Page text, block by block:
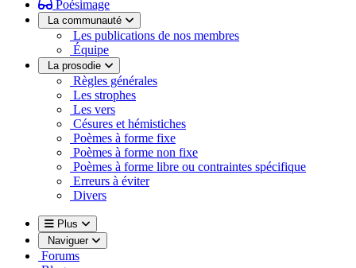
Poésimage
La communauté
Les publications de nos membres
Équipe
La prosodie
Règles générales
Les strophes
Les vers
Césures et hémistiches
Poèmes à forme fixe
Poèmes à forme non fixe
Poèmes à forme libre ou contraintes spécifique
Erreurs à éviter
Divers
Plus
Naviguer
Forums